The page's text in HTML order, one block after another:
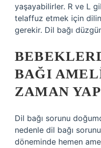
yaşayabilirler. R ve L
telaffuz etmek için
gerekir. Dil bağı
BAĞI
ZAMAN
Dil bağı sorunu
nedenle dil bağı
döneminde hemen